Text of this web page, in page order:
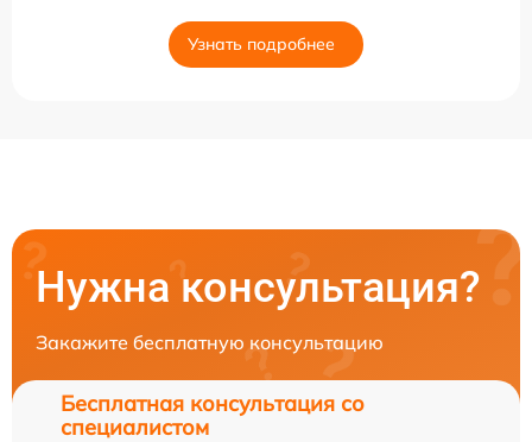
Узнать подробнее
Нужна консультация?
Закажите бесплатную консультацию
Бесплатная консультация со
специалистом